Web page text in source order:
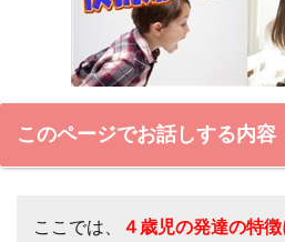
このページでお話しする内容
ここでは、 ４歳児の発達の特